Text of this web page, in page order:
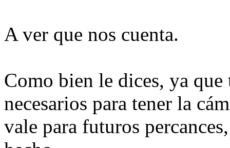
A ver que nos cuenta.
Como bien le dices, ya
necesarios para tener la
vale para futuros